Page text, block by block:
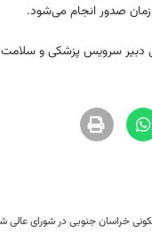
صدور انجام می‌شود.
دبیر سرویس پزشکی و